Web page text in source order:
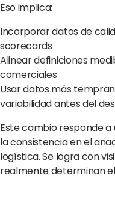
Eso implica:
Incorporar datos de
scorecards
Alinear definiciones
comerciales
Usar datos más
variabilidad antes del
Este cambio responde
la consistencia en el
logística. Se logra con
realmente determinan